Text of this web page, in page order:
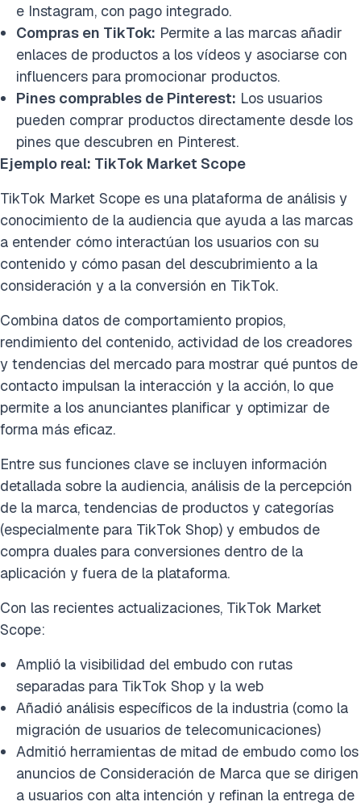
e Instagram, con pago integrado.
Compras en TikTok: Permite a las marcas añadir
enlaces de productos a los vídeos y asociarse con
influencers para promocionar productos.
Pines comprables de Pinterest: Los usuarios
pueden comprar productos directamente desde los
pines que descubren en Pinterest.
Ejemplo real: TikTok Market Scope
TikTok Market Scope es una plataforma de análisis y
conocimiento de la audiencia que ayuda a las marcas
a entender cómo interactúan los usuarios con su
contenido y cómo pasan del descubrimiento a la
consideración y a la conversión en TikTok.
Combina datos de comportamiento propios,
rendimiento del contenido, actividad de los creadores
y tendencias del mercado para mostrar qué puntos de
contacto impulsan la interacción y la acción, lo que
permite a los anunciantes planificar y optimizar de
forma más eficaz.
Entre sus funciones clave se incluyen información
detallada sobre la audiencia, análisis de la percepción
de la marca, tendencias de productos y categorías
(especialmente para TikTok Shop) y embudos de
compra duales para conversiones dentro de la
aplicación y fuera de la plataforma.
Con las recientes actualizaciones, TikTok Market
Scope:
Amplió la visibilidad del embudo con rutas
separadas para TikTok Shop y la web
Añadió análisis específicos de la industria (como la
migración de usuarios de telecomunicaciones)
Admitió herramientas de mitad de embudo como los
anuncios de Consideración de Marca que se dirigen
a usuarios con alta intención y refinan la entrega de